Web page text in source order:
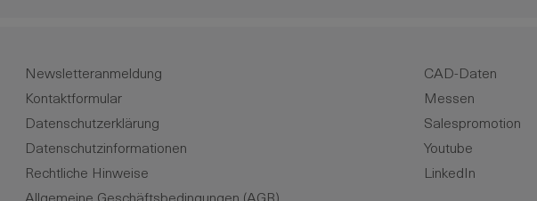
Newsletteranmeldung
Kontaktformular
Datenschutzerklärung
Datenschutzinformationen
Rechtliche Hinweise
CAD-Daten
Messen
Salespromotion
Youtube
LinkedIn